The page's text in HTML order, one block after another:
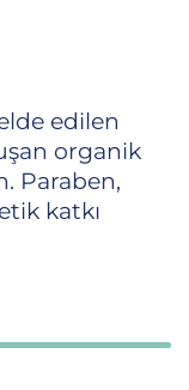
edilen
organik
Paraben,
katkı